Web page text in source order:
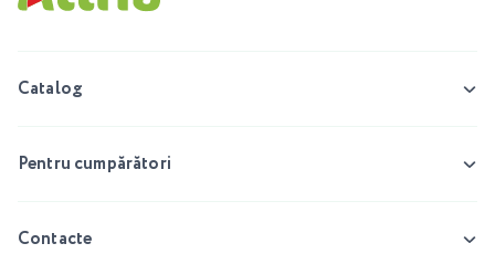
Catalog
Pentru cumpărători
Contacte